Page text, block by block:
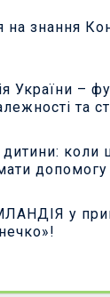
на знання
України –
та
коли
у